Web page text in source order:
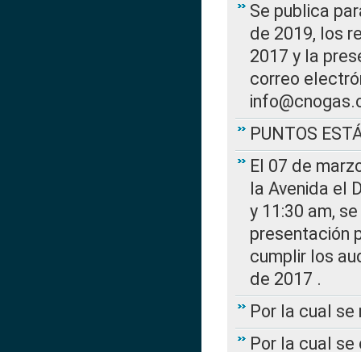
Se publica
de 2019, los
2017 y la
correo
PUNTOS
El 07 de
la Avenida el
y 11:30 am,
presentación
cumplir los
de 2017 .
Por la cual se
Por la cual